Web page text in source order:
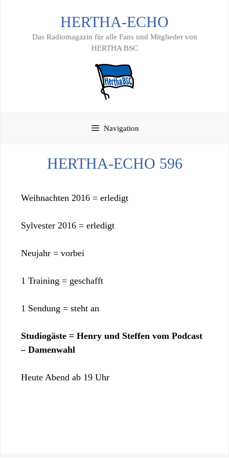
HERTHA-ECHO
Das Radiomagazin für alle Fans und Mitglieder von
HERTHA BSC
Navigation
HERTHA-ECHO 596
Weihnachten 2016 = erledigt
Sylvester 2016 = erledigt
Neujahr = vorbei
1 Training = geschafft
1 Sendung = steht an
Studiogäste = Henry und Steffen vom Podcast
– Damenwahl
Heute Abend ab 19 Uhr